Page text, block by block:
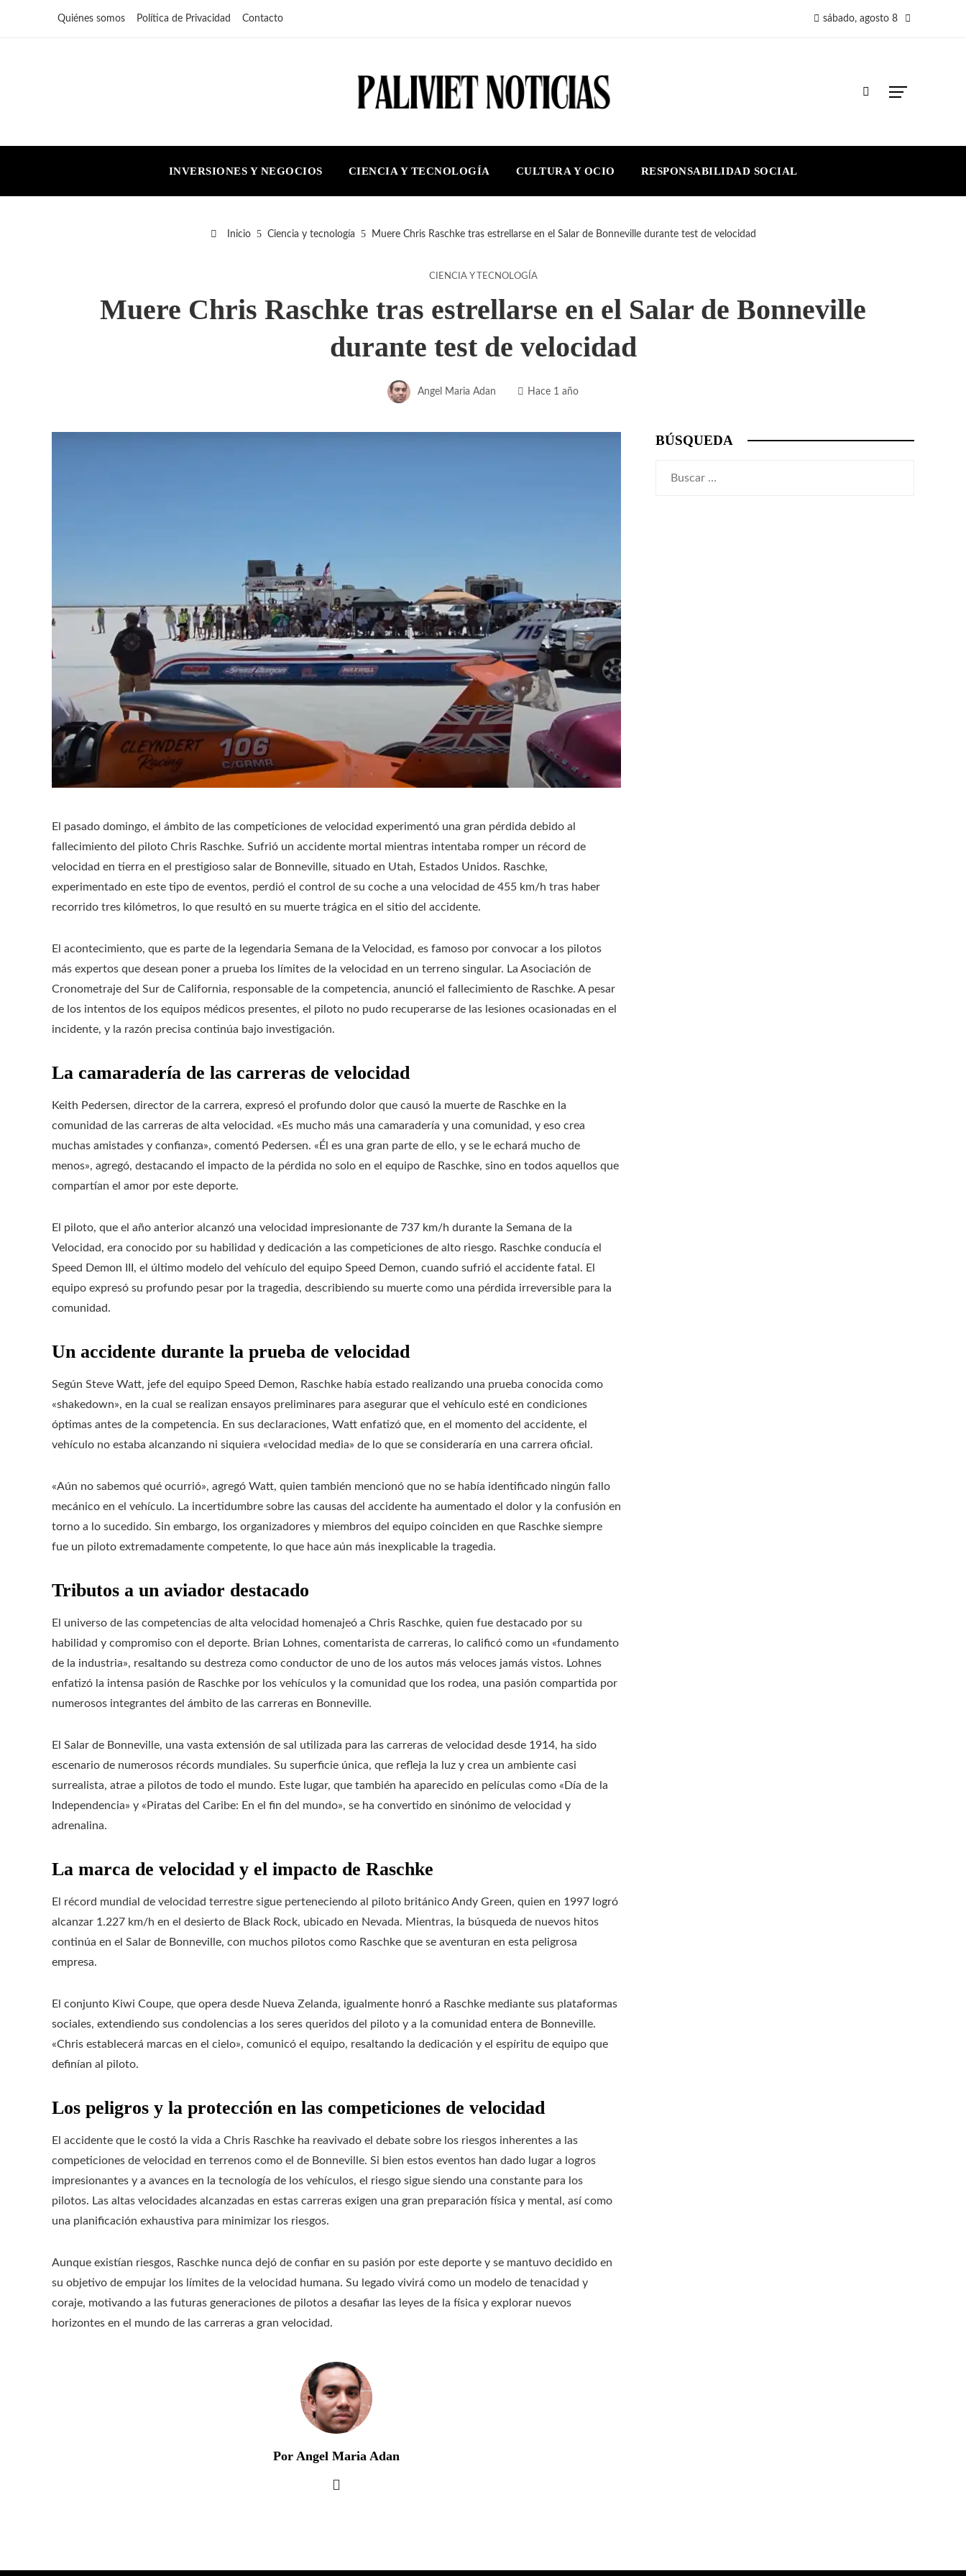
Quiénes somos Política de Privacidad Contacto sábado, agosto 8
INVERSIONES Y NEGOCIOS CIENCIA Y TECNOLOGÍA CULTURA Y OCIO RESPONSABILIDAD SOCIAL
Inicio Ciencia y tecnología Muere Chris Raschke tras estrellarse en el Salar de Bonneville durante test de velocidad
CIENCIA Y TECNOLOGÍA
Muere Chris Raschke tras estrellarse en el Salar de Bonneville
durante test de velocidad
Angel Maria Adan Hace 1 año
El pasado domingo, el ámbito de las competiciones de velocidad experimentó una gran pérdida debido al
fallecimiento del piloto Chris Raschke. Sufrió un accidente mortal mientras intentaba romper un récord de
velocidad en tierra en el prestigioso salar de Bonneville, situado en Utah, Estados Unidos. Raschke,
experimentado en este tipo de eventos, perdió el control de su coche a una velocidad de 455 km/h tras haber
recorrido tres kilómetros, lo que resultó en su muerte trágica en el sitio del accidente.
El acontecimiento, que es parte de la legendaria Semana de la Velocidad, es famoso por convocar a los pilotos
más expertos que desean poner a prueba los límites de la velocidad en un terreno singular. La Asociación de
Cronometraje del Sur de California, responsable de la competencia, anunció el fallecimiento de Raschke. A pesar
de los intentos de los equipos médicos presentes, el piloto no pudo recuperarse de las lesiones ocasionadas en el
incidente, y la razón precisa continúa bajo investigación.
La camaradería de las carreras de velocidad
Keith Pedersen, director de la carrera, expresó el profundo dolor que causó la muerte de Raschke en la
comunidad de las carreras de alta velocidad. «Es mucho más una camaradería y una comunidad, y eso crea
muchas amistades y confianza», comentó Pedersen. «Él es una gran parte de ello, y se le echará mucho de
menos», agregó, destacando el impacto de la pérdida no solo en el equipo de Raschke, sino en todos aquellos que
compartían el amor por este deporte.
El piloto, que el año anterior alcanzó una velocidad impresionante de 737 km/h durante la Semana de la
Velocidad, era conocido por su habilidad y dedicación a las competiciones de alto riesgo. Raschke conducía el
Speed Demon III, el último modelo del vehículo del equipo Speed Demon, cuando sufrió el accidente fatal. El
equipo expresó su profundo pesar por la tragedia, describiendo su muerte como una pérdida irreversible para la
comunidad.
Un accidente durante la prueba de velocidad
Según Steve Watt, jefe del equipo Speed Demon, Raschke había estado realizando una prueba conocida como
«shakedown», en la cual se realizan ensayos preliminares para asegurar que el vehículo esté en condiciones
óptimas antes de la competencia. En sus declaraciones, Watt enfatizó que, en el momento del accidente, el
vehículo no estaba alcanzando ni siquiera «velocidad media» de lo que se consideraría en una carrera oficial.
«Aún no sabemos qué ocurrió», agregó Watt, quien también mencionó que no se había identificado ningún fallo
mecánico en el vehículo. La incertidumbre sobre las causas del accidente ha aumentado el dolor y la confusión en
torno a lo sucedido. Sin embargo, los organizadores y miembros del equipo coinciden en que Raschke siempre
fue un piloto extremadamente competente, lo que hace aún más inexplicable la tragedia.
Tributos a un aviador destacado
El universo de las competencias de alta velocidad homenajeó a Chris Raschke, quien fue destacado por su
habilidad y compromiso con el deporte. Brian Lohnes, comentarista de carreras, lo calificó como un «fundamento
de la industria», resaltando su destreza como conductor de uno de los autos más veloces jamás vistos. Lohnes
enfatizó la intensa pasión de Raschke por los vehículos y la comunidad que los rodea, una pasión compartida por
numerosos integrantes del ámbito de las carreras en Bonneville.
El Salar de Bonneville, una vasta extensión de sal utilizada para las carreras de velocidad desde 1914, ha sido
escenario de numerosos récords mundiales. Su superficie única, que refleja la luz y crea un ambiente casi
surrealista, atrae a pilotos de todo el mundo. Este lugar, que también ha aparecido en películas como «Día de la
Independencia» y «Piratas del Caribe: En el fin del mundo», se ha convertido en sinónimo de velocidad y
adrenalina.
La marca de velocidad y el impacto de Raschke
El récord mundial de velocidad terrestre sigue perteneciendo al piloto británico Andy Green, quien en 1997 logró
alcanzar 1.227 km/h en el desierto de Black Rock, ubicado en Nevada. Mientras, la búsqueda de nuevos hitos
continúa en el Salar de Bonneville, con muchos pilotos como Raschke que se aventuran en esta peligrosa
empresa.
El conjunto Kiwi Coupe, que opera desde Nueva Zelanda, igualmente honró a Raschke mediante sus plataformas
sociales, extendiendo sus condolencias a los seres queridos del piloto y a la comunidad entera de Bonneville.
«Chris establecerá marcas en el cielo», comunicó el equipo, resaltando la dedicación y el espíritu de equipo que
definían al piloto.
Los peligros y la protección en las competiciones de velocidad
El accidente que le costó la vida a Chris Raschke ha reavivado el debate sobre los riesgos inherentes a las
competiciones de velocidad en terrenos como el de Bonneville. Si bien estos eventos han dado lugar a logros
impresionantes y a avances en la tecnología de los vehículos, el riesgo sigue siendo una constante para los
pilotos. Las altas velocidades alcanzadas en estas carreras exigen una gran preparación física y mental, así como
una planificación exhaustiva para minimizar los riesgos.
Aunque existían riesgos, Raschke nunca dejó de confiar en su pasión por este deporte y se mantuvo decidido en
su objetivo de empujar los límites de la velocidad humana. Su legado vivirá como un modelo de tenacidad y
coraje, motivando a las futuras generaciones de pilotos a desafiar las leyes de la física y explorar nuevos
horizontes en el mundo de las carreras a gran velocidad.
Por Angel Maria Adan
BÚSQUEDA